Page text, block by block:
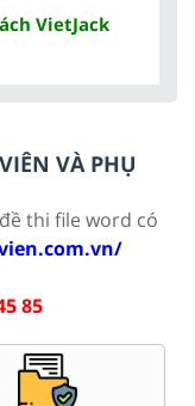
VietJack
VÀ PHỤ
thi file word có
85